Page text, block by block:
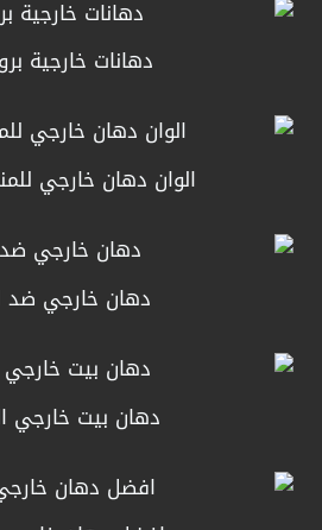
دهانات خارجية
الوان دهان خارجي
دهان خارجي ضد
دهان بيت خارجي